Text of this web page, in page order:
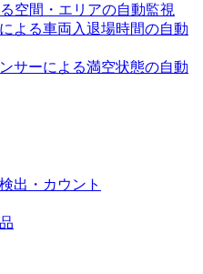
空間・エリアの自動監視
よる車両入退場時間の自動
サーによる満空状態の自動
出・カウント